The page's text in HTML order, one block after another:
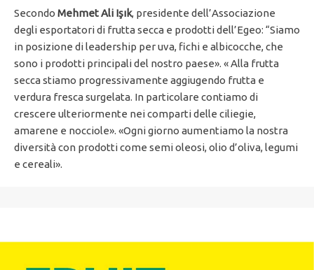
Secondo Mehmet Ali Işık, presidente dell’Associazione
degli esportatori di frutta secca e prodotti dell’Egeo: “Siamo
in posizione di leadership per uva, fichi e albicocche, che
sono i prodotti principali del nostro paese». « Alla frutta
secca stiamo progressivamente aggiugendo frutta e
verdura fresca surgelata. In particolare contiamo di
crescere ulteriormente nei comparti delle ciliegie,
amarene e nocciole». «Ogni giorno aumentiamo la nostra
diversità con prodotti come semi oleosi, olio d’oliva, legumi
e cereali».